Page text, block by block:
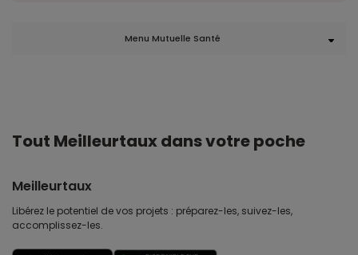
Menu Mutuelle Santé
Tout Meilleurtaux dans votre poche
Meilleurtaux
Libérez le potentiel de vos projets : préparez-les, suivez-les,
accomplissez-les.